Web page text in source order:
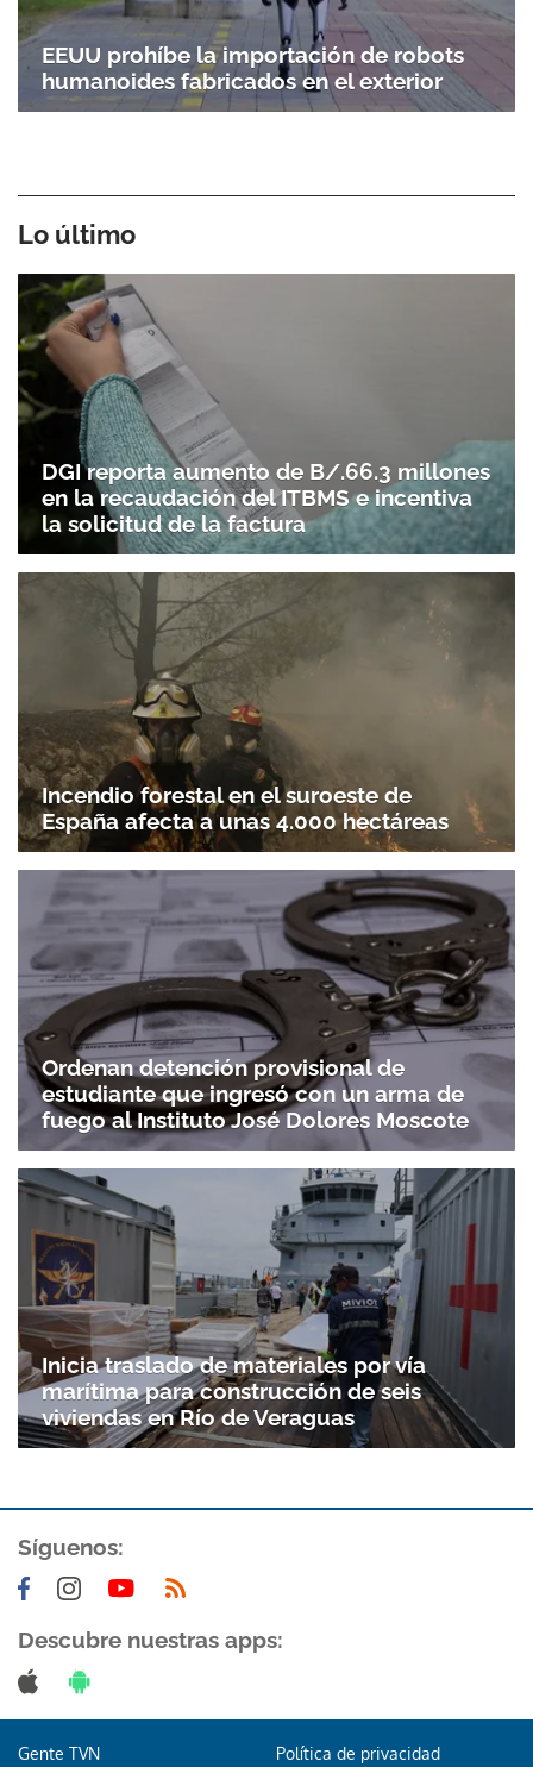
EEUU prohíbe la importación de robots
humanoides fabricados en el exterior
Lo último
DGI reporta aumento de B/.66.3 millones
en la recaudación del ITBMS e incentiva
la solicitud de la factura
Incendio forestal en el suroeste de
España afecta a unas 4.000 hectáreas
Ordenan detención provisional de
estudiante que ingresó con un arma de
fuego al Instituto José Dolores Moscote
Inicia traslado de materiales por vía
marítima para construcción de seis
viviendas en Río de Veraguas
Síguenos:
Descubre nuestras apps:
Gente TVN Política de privacidad